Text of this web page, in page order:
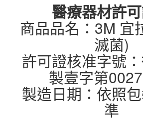
醫療器材許可
商品品名：3M 宜
滅菌)
許可證核准字號
製壹字第
製造日期：依照
準